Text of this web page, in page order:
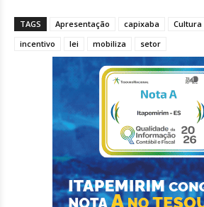
TAGS Apresentação capixaba Cultura
incentivo
lei mobiliza setor